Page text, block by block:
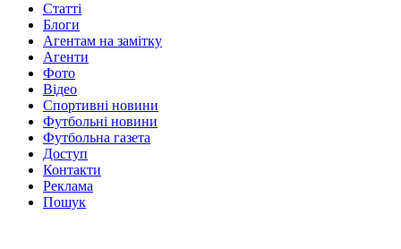
Статті
Блоги
Агентам на замітку
Агенти
Фото
Відео
Спортивні новини
Футбольні новини
Футбольна газета
Доступ
Контакти
Реклама
Пошук